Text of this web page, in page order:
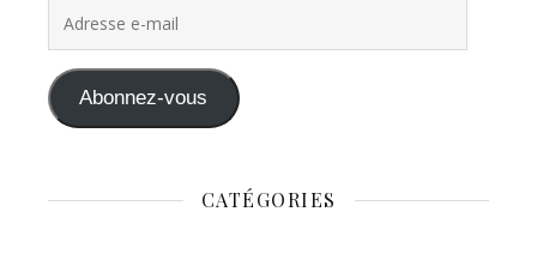
Abonnez-vous
CATÉGORIES